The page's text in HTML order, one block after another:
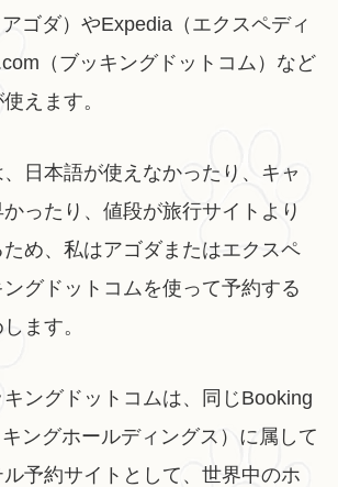
ゴダ）やExpedia（エクスペディ
（ブッキングドットコム）など
えます。
日本語が使えなかったり、キャ
ったり、値段が旅行サイトより
め、私はアゴダまたはエクスペ
グドットコムを使って予約する
ます。
ングドットコムは、同じBooking
ングホールディングス）に属して
予約サイトとして、世界中のホ